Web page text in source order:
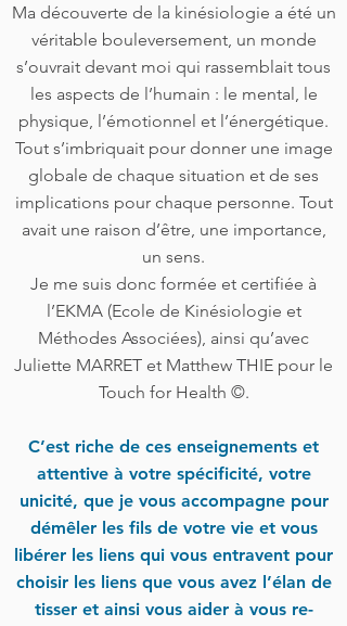
Ma découverte de la kinésiologie a été un
véritable bouleversement, un monde
s’ouvrait devant moi qui rassemblait tous
les aspects de l’humain : le mental, le
physique, l’émotionnel et l’énergétique.
Tout s’imbriquait pour donner une image
globale de chaque situation et de ses
implications pour chaque personne. Tout
avait une raison d’être, une importance,
un sens.
Je me suis donc formée et certifiée à
l’EKMA (Ecole de Kinésiologie et
Méthodes Associées), ainsi qu’avec
Juliette MARRET et Matthew THIE pour le
Touch for Health ©.
C’est riche de ces enseignements et
attentive à votre spécificité, votre
unicité, que je vous accompagne pour
démêler les fils de votre vie et vous
libérer les liens qui vous entravent pour
choisir les liens que vous avez l’élan de
tisser et ainsi vous aider à vous re-